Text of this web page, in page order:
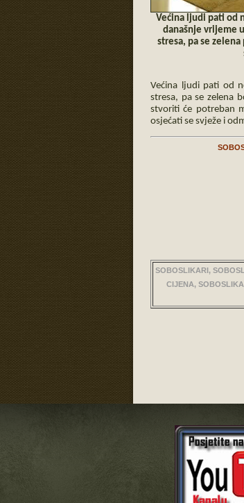
Većina ljudi pati od
današnje vrijeme
stresa, pa se
Većina ljudi pati od
stresa, pa se zelena
stvoriti će potreban
osjećati se svježe i
SOBOSLIKARI,
CIJENA,